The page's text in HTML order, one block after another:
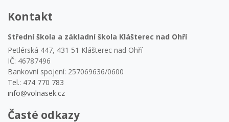
Kontakt
Střední škola a základní škola Klášterec nad Ohří
Petlérská 447, 431 51 Klášterec nad Ohří
IČ: 46787496
Bankovní spojení: 257069636/0600
Tel.: 474 770 783
info@volnasek.cz
Časté odkazy